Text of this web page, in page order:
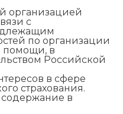
организацией
с
по организации
помощи, в
Российской
в сфере
страхования.
в